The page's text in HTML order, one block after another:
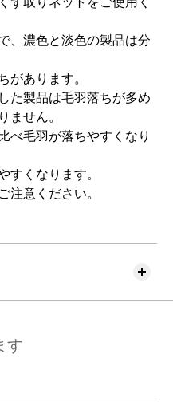
、濃色と淡色の製品は分
があります。
た製品は毛羽落ちが多め
ません。
べ毛羽が落ちやすくなり
すくなります。
注意ください。
す